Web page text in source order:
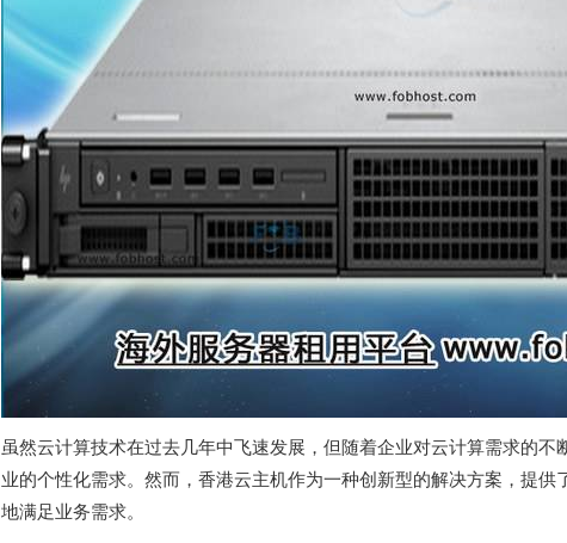
虽然云计算技术在过去几年中飞速发展，但随着企业对云计算需求的
业的个性化需求。然而， 香港云主机作为一种创新型的解决方案，提供
地满足业务需求。